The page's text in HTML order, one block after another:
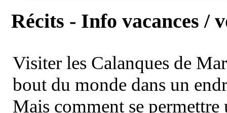
Récits - Info vacances /
Visiter les Calanques de
bout du monde dans un
Mais comment se permettre